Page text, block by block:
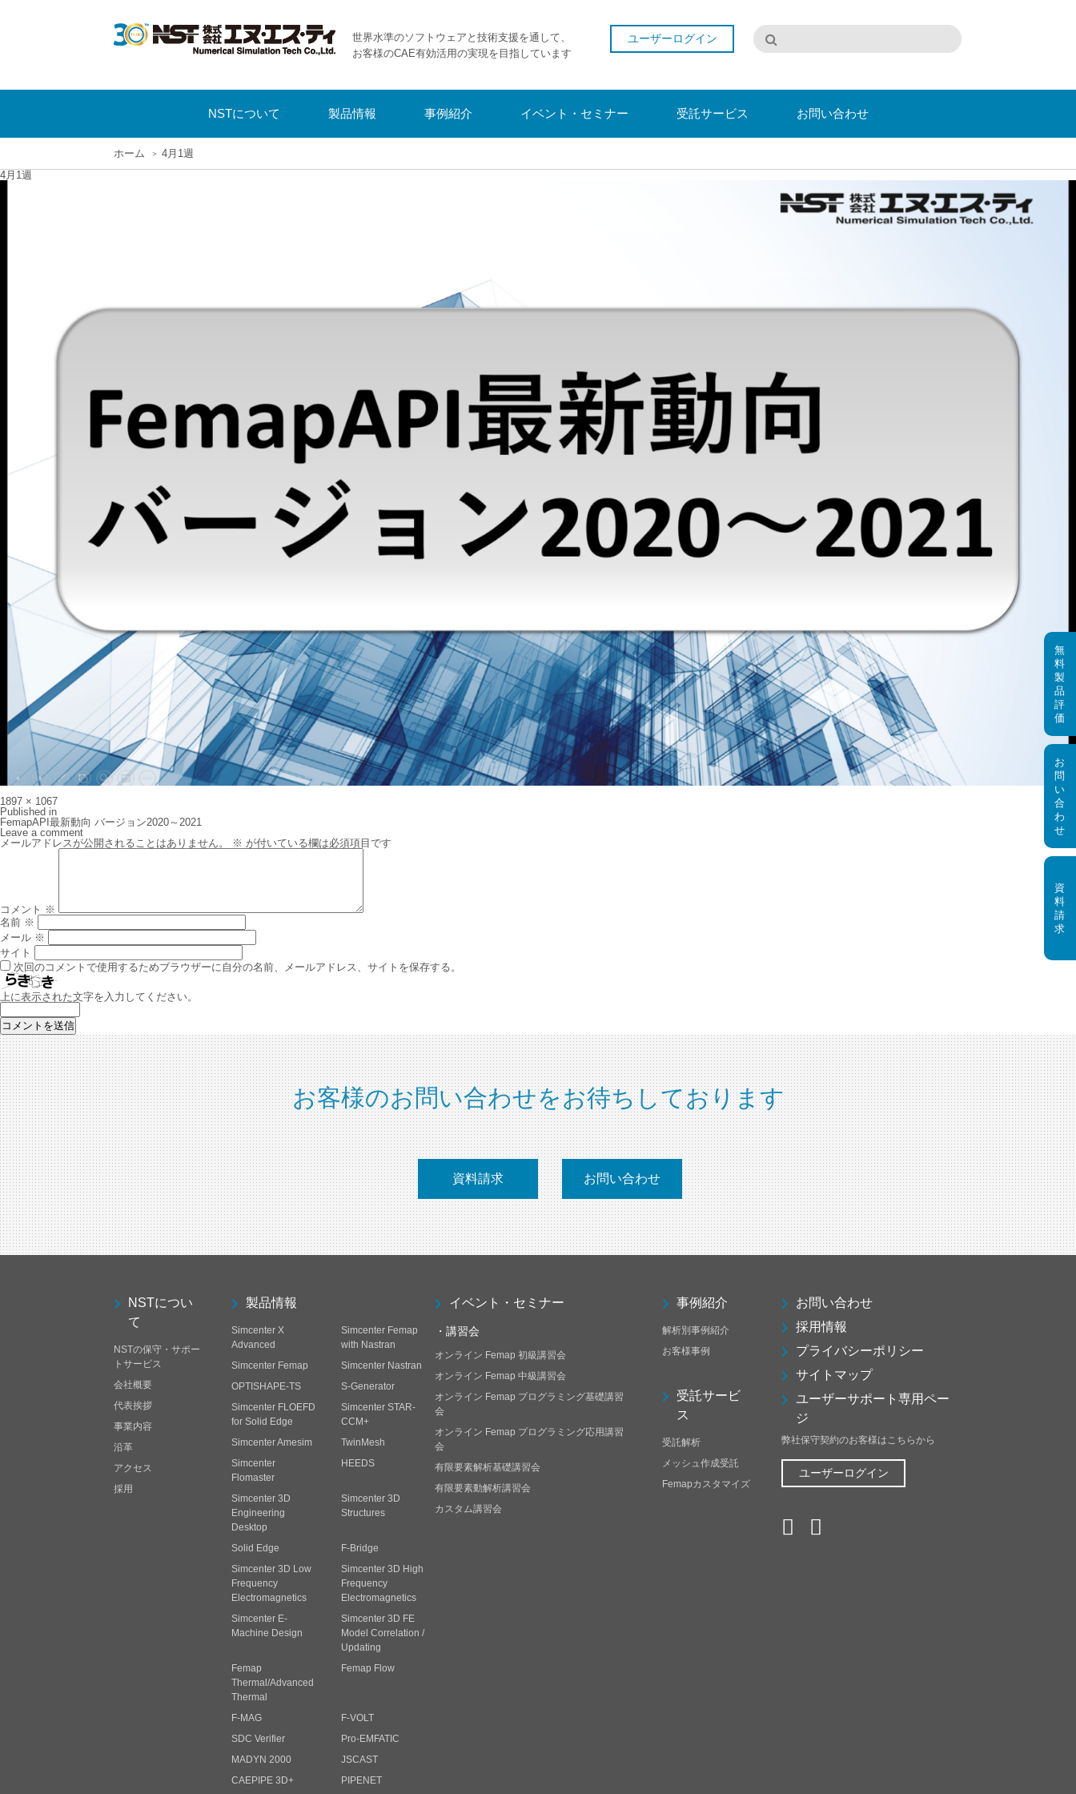
世界水準のソフトウェアと技術支援を通して、
お客様のCAE有効活用の実現を目指しています
ユーザーログイン
NSTについて 製品情報 事例紹介 イベント・セミナー 受託サービス お問い合わせ
ホーム
4月1週
4月1週
Full
size
1897 × 1067
投
稿
ナ
ビ
Published in
FemapAPI最新動向 バージョン2020～2021
Leave a comment
メールアドレスが公開されることはありません。
※ が付いている欄は必須項目です
コメント ※
名前 ※
メール ※
サイト
次回のコメントで使用するためブラウザーに自分の名前、メールアドレス、サイトを保存する。
上に表示された文字を入力してください。
お客様のお問い合わせをお待ちしております
資料請求 お問い合わせ
NSTについ
て
NSTの保守・サポー
トサービス
会社概要
代表挨拶
事業内容
沿革
アクセス
採用
製品情報
Simcenter X
Advanced
Simcenter Femap
with Nastran
Simcenter Femap
Simcenter Nastran
OPTISHAPE-TS
S-Generator
Simcenter FLOEFD
for Solid Edge
Simcenter STAR-
CCM+
Simcenter Amesim
TwinMesh
Simcenter
Flomaster
HEEDS
Simcenter 3D
Engineering
Desktop
Simcenter 3D
Structures
Solid Edge
F-Bridge
Simcenter 3D Low
Frequency
Electromagnetics
Simcenter 3D High
Frequency
Electromagnetics
Simcenter E-
Machine Design
Simcenter 3D FE
Model Correlation /
Updating
Femap
Thermal/Advanced
Thermal
Femap Flow
F-MAG
F-VOLT
SDC Verifier
Pro-EMFATIC
MADYN 2000
JSCAST
CAEPIPE 3D+
PIPENET
イベント・セミナー
・講習会
オンライン Femap 初級講習会
オンライン Femap 中級講習会
オンライン Femap プログラミング基礎講習
会
オンライン Femap プログラミング応用講習
会
有限要素解析基礎講習会
有限要素動解析講習会
カスタム講習会
事例紹介
解析別事例紹介
お客様事例
受託サービ
ス
受託解析
メッシュ作成受託
Femapカスタマイズ
お問い合わせ
採用情報
プライバシーポリシー
サイトマップ
ユーザーサポート専用ペー
ジ
弊社保守契約のお客様はこちらから
ユーザーログイン